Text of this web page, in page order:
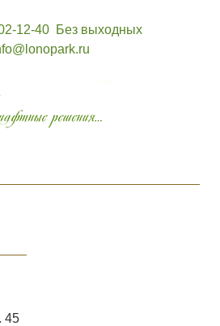
12-40
Без выходных
45